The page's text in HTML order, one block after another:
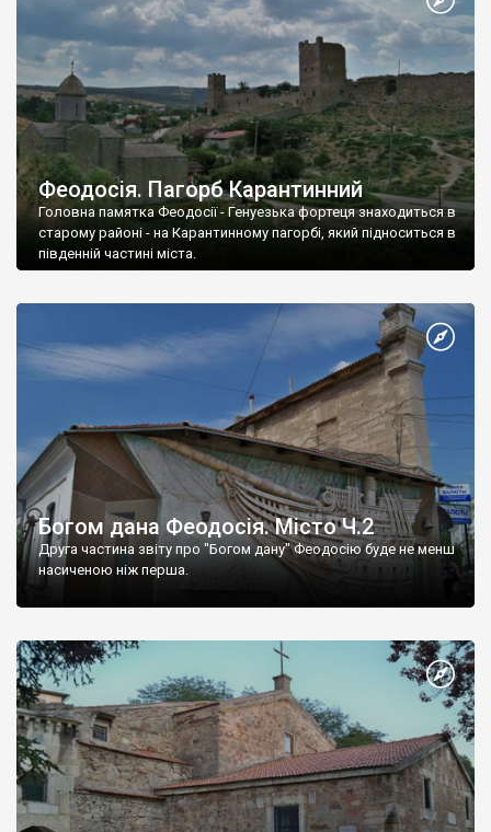
Феодосія. Пагорб Карантинний
Головна памятка Феодосії - Генуезька фортеця знаходиться в
старому районі - на Карантинному пагорбі, який підноситься в
південній частині міста.
Богом дана Феодосія. Місто Ч.2
Друга частина звіту про "Богом дану" Феодосію буде не менш
насиченою ніж перша.